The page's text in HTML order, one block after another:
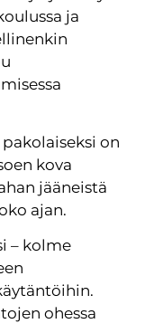
ja
on
kova
jääneistä
ajan.
– kolme
ohessa